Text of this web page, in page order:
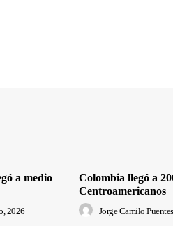
a medio
2026
Colombia llegó a
Centroamericanos
Jorge Camilo